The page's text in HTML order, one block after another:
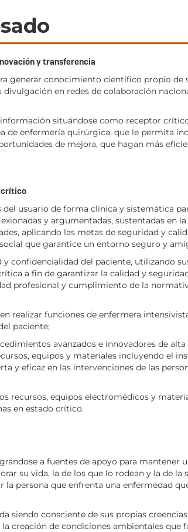
y transferencia
generar conocimiento científico propio de
en redes de colaboración
situándose como receptor
de enfermería quirúrgica, que le permita
de mejora, que hagan más
crítico
del usuario de forma clínica y sistemática
y argumentadas, sustentadas en
aplicando las metas de seguridad y
que garantice un entorno seguro y
confidencialidad del paciente, utilizando
a fin de garantizar la calidad y
profesional y cumplimiento de la
realizar funciones de enfermera
paciente;
avanzados e innovadores de alta
equipos y materiales incluyendo el
y eficaz en las intervenciones de las
recursos, equipos electromédicos y
en estado crítico.
a fuentes de apoyo para mantener
su vida, la de los que lo rodean y la de la
persona que enfrenta una enfermedad
siendo consciente de sus propias
creación de condiciones ambientales que